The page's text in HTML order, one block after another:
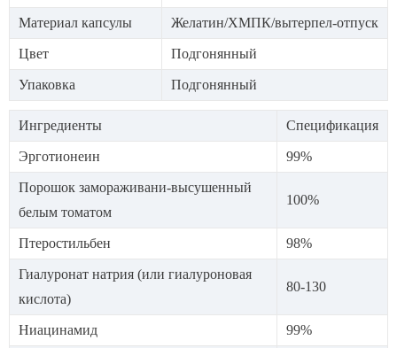
Материал капсулы Желатин/ХМПК/вытерпел-отпуск
Цвет Подгонянный
Упаковка Подгонянный
Ингредиенты Спецификация
Эрготионеин 99%
Порошок замораживани-высушенный
белым томатом
100%
Птеростильбен 98%
Гиалуронат натрия (или гиалуроновая
кислота)
80-130
Ниацинамид 99%